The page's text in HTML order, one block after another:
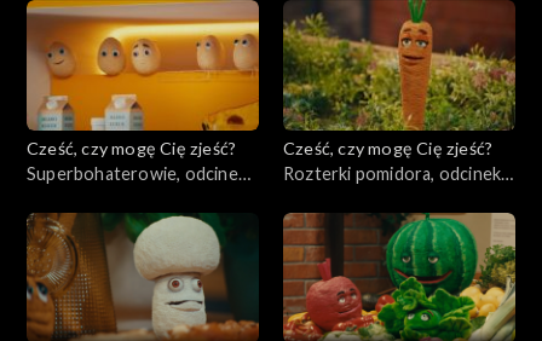
Cześć, czy mogę Cię zjeść?
Superbohaterowie, odcinek
Cześć, czy mogę Cię zjeść?
Rozterki pomidora, odcinek